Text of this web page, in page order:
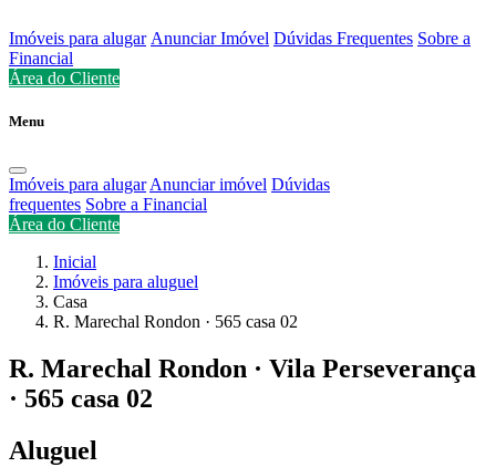
Imóveis para alugar Anunciar Imóvel Dúvidas Frequentes Sobre a
Financial
Área do Cliente
Menu
Imóveis para alugar Anunciar imóvel Dúvidas
frequentes Sobre a Financial
Área do Cliente
Inicial
Imóveis para aluguel
Casa
R. Marechal Rondon · 565 casa 02
R. Marechal Rondon · Vila Perseverança
· 565 casa 02
Aluguel